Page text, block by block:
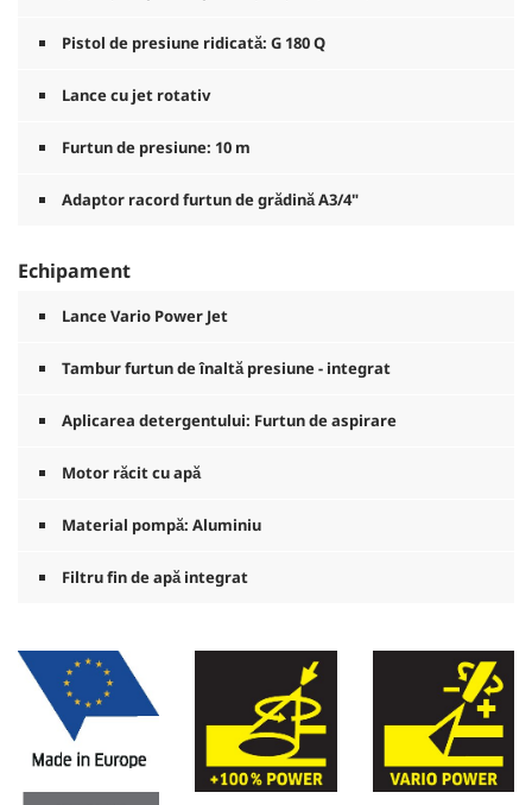
Pistol de presiune ridicată: G 180 Q
Lance cu jet rotativ
Furtun de presiune: 10 m
Adaptor racord furtun de grădină A3/4"
Echipament
Lance Vario Power Jet
Tambur furtun de înaltă presiune - integrat
Aplicarea detergentului: Furtun de aspirare
Motor răcit cu apă
Material pompă: Aluminiu
Filtru fin de apă integrat